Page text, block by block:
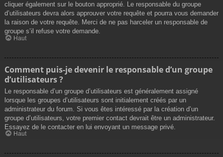
cliquer également sur le bouton approprié. Le responsable du groupe
d’utilisateurs devra alors approuver votre requête et pourra vous demander
la raison de votre requête. Merci de ne pas harceler un responsable de
groupe s’il refuse votre demande.
Haut
Comment puis-je devenir le responsable d’un groupe
d’utilisateurs ?
Le responsable d’un groupe d’utilisateurs est généralement assigné
lorsque les groupes d’utilisateurs sont initialement créés par un
administrateur du forum. Si vous êtes intéressé par la création d’un
groupe d’utilisateurs, votre premier contact devrait être un administrateur.
Essayez de le contacter en lui envoyant un message privé.
Haut